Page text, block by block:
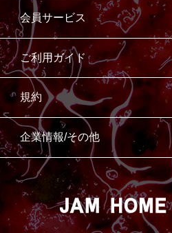
会員サービス
ご利用ガイド
規約
企業情報/その他